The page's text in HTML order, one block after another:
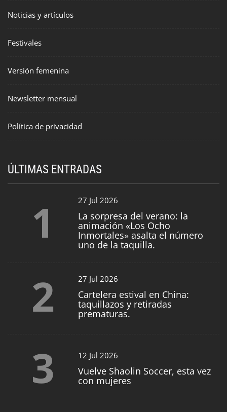
Noticias y artículos
Festivales
Versión femenina
Newsletter mensual
Política de privacidad
ÚLTIMAS ENTRADAS
1 27 Jul 2026
La sorpresa del verano: la
animación «Los Ocho
Inmortales» asalta el número
uno de la taquilla.
2 27 Jul 2026
Cartelera estival en China:
taquillazos y retiradas
prematuras.
3 12 Jul 2026
Vuelve Shaolin Soccer, esta vez
con mujeres